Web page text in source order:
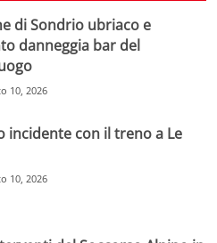
di Sondrio ubriaco e
danneggia bar del
10, 2026
incidente con il treno a Le
10, 2026